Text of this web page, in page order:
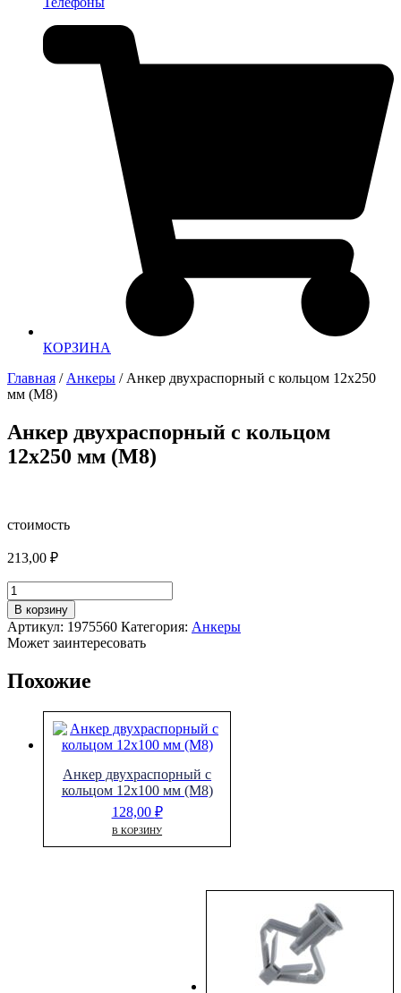
КОРЗИНА
Главная / Анкеры / Анкер двухраспорный с кольцом 12х250
мм (М8)
Анкер двухраспорный с кольцом
12х250 мм (М8)
стоимость
213,00 ₽
Количество
товара
Анкер
двухраспорный
с
12х250
В корзину
Артикул: 1975560 Категория: Анкеры
Может заинтересовать
Похожие
Анкер двухраспорный с
кольцом 12х100 мм (М8)
128,00 ₽
В КОРЗИНУ